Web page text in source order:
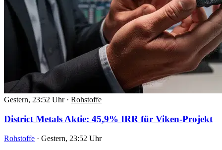
Gestern, 23:52 Uhr · Rohstoffe
District Metals Aktie: 45,9% IRR für Viken-Projekt
Rohstoffe · Gestern, 23:52 Uhr